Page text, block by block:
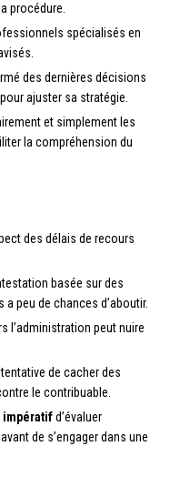
procédure.
spécialisés en
des dernières décisions
ajuster sa stratégie.
et simplement les
la compréhension du
des délais de recours
basée sur des
peu de chances d’aboutir.
l’administration peut nuire
de cacher des
le contribuable.
impératifd’évaluer
de s’engager dans une